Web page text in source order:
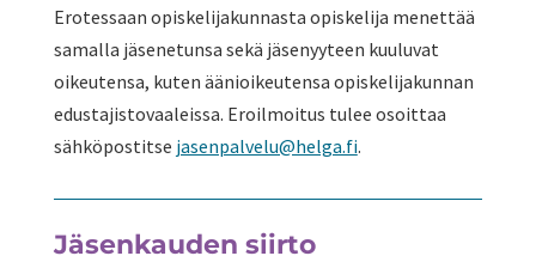
Erotessaan opiskelijakunnasta opiskelija menettää
samalla jäsenetunsa sekä jäsenyyteen kuuluvat
oikeutensa, kuten äänioikeutensa opiskelijakunnan
edustajistovaaleissa. Eroilmoitus tulee osoittaa
sähköpostitse jasenpalvelu@helga.fi.
Jäsenkauden siirto